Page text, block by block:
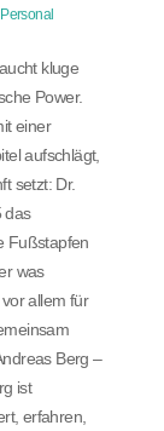
Personal
kluge
Power.
einer
aufschlägt,
setzt: Dr.
das
Fußstapfen
was
allem für
Berg –
ist
erfahren,